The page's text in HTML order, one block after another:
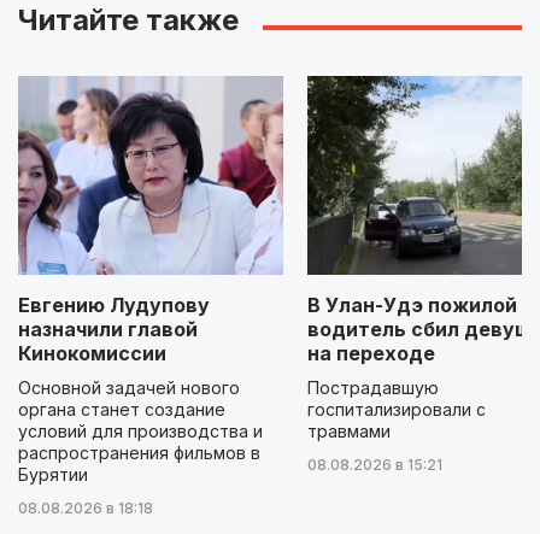
Читайте также
Евгению Лудупову
назначили главой
Кинокомиссии
Основной задачей нового
органа станет создание
условий для производства и
распространения фильмов в
Бурятии
08.08.2026 в 18:18
В Улан-Удэ пожилой
водитель сбил
на переходе
Пострадавшую
госпитализировали с
травмами
08.08.2026 в 15:21